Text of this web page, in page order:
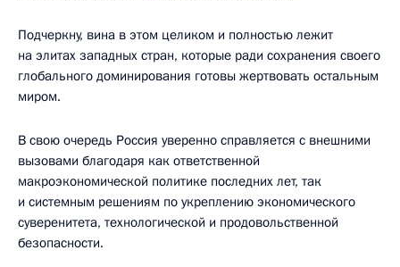
Подчеркну, вина в этом целиком и полностью лежит
на элитах западных стран, которые ради сохранения своего
глобального доминирования готовы жертвовать остальным
миром.
В свою очередь Россия уверенно справляется с внешними
вызовами благодаря как ответственной
макроэкономической политике последних лет, так
и системным решениям по укреплению экономического
суверенитета, технологической и продовольственной
безопасности.